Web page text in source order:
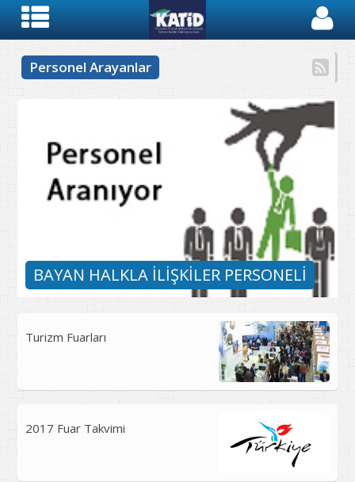
Personel Arayanlar
BAYAN HALKLA İLİŞKİLER PERSONELİ
Turizm Fuarları
2017 Fuar Takvimi